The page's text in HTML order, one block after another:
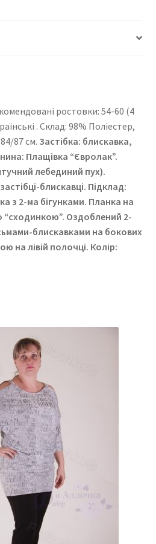
ростовки: 54-60 (4
. Cклад: 98% Поліестер,
87 см. Застібка: блискавка,
Плащівка “Євролак”.
лебединий пух).
блискавці. Підклад:
з 2-ма бігунками. Планка на
“сходинкою”. Оздоблений 2-
блискавками на бокових
на лівій полочці. Колір: